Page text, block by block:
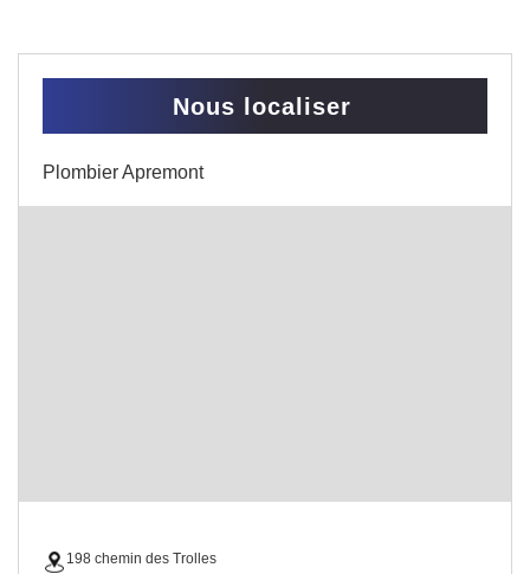
Nous localiser
Plombier Apremont
198 chemin des Trolles